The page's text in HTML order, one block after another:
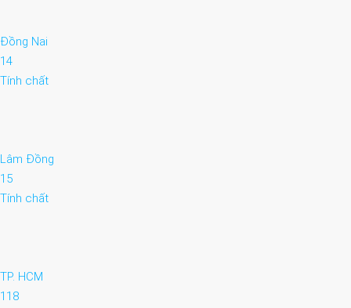
Đồng Nai
14
Tính chất
Lâm Đồng
15
Tính chất
TP. HCM
118